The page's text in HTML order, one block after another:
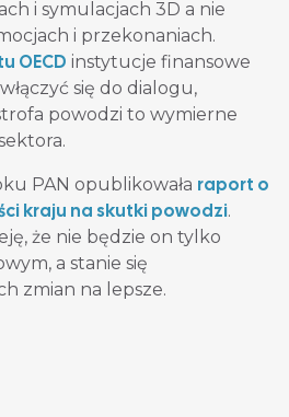
i symulacjach 3D a nie
i przekonaniach.
OECD instytucje finansowe
się do dialogu,
powodzi to wymierne
PAN opublikowała raport o
kraju na skutki powodzi.
że nie będzie on tylko
a stanie się
zmian na lepsze.